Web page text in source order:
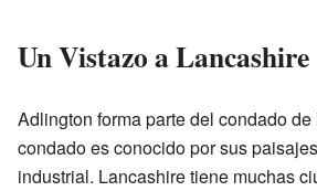
Un Vistazo a Lancashire
Adlington forma parte del condado
condado es conocido por sus
industrial. Lancashire tiene muchas